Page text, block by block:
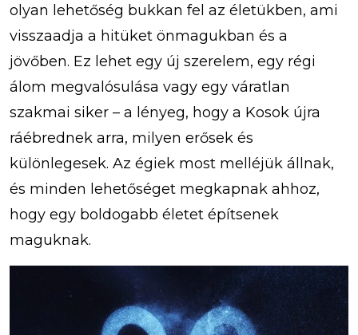
olyan lehetőség bukkan fel az életükben, ami
visszaadja a hitüket önmagukban és a
jövőben. Ez lehet egy új szerelem, egy régi
álom megvalósulása vagy egy váratlan
szakmai siker – a lényeg, hogy a Kosok újra
ráébrednek arra, milyen erősek és
különlegesek. Az égiek most melléjük állnak,
és minden lehetőséget megkapnak ahhoz,
hogy egy boldogabb életet építsenek
maguknak.